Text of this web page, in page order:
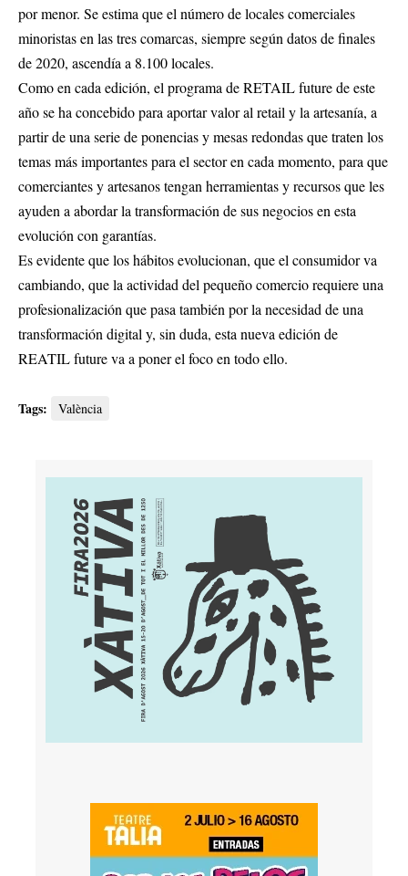
por menor. Se estima que el número de locales comerciales
minoristas en las tres comarcas, siempre según datos de finales
de 2020, ascendía a 8.100 locales.
Como en cada edición, el programa de RETAIL future de este
año se ha concebido para aportar valor al retail y la artesanía, a
partir de una serie de ponencias y mesas redondas que traten los
temas más importantes para el sector en cada momento, para que
comerciantes y artesanos tengan herramientas y recursos que les
ayuden a abordar la transformación de sus negocios en esta
evolución con garantías.
Es evidente que los hábitos evolucionan, que el consumidor va
cambiando, que la actividad del pequeño comercio requiere una
profesionalización que pasa también por la necesidad de una
transformación digital y, sin duda, esta nueva edición de
REATIL future va a poner el foco en todo ello.
Tags: València